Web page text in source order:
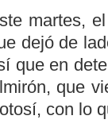
martes,
dejó de
que en
que
con lo